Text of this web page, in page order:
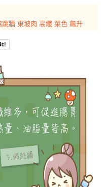
跳牆 東坡肉 高纖 菜色 飆升